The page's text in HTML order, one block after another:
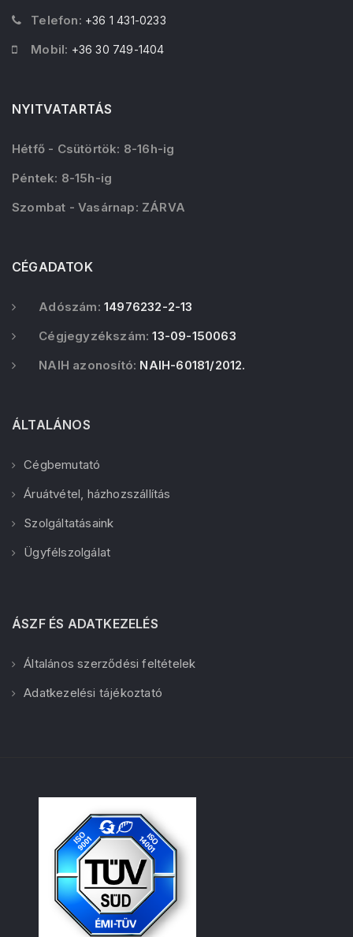
Telefon: +36 1 431-0233
Mobil: +36 30 749-1404
NYITVATARTÁS
Hétfő - Csütörtök: 8-16h-ig
Péntek: 8-15h-ig
Szombat - Vasárnap: ZÁRVA
CÉGADATOK
Adószám: 14976232-2-13
Cégjegyzékszám: 13-09-150063
NAIH azonosító: NAIH-60181/2012.
ÁLTALÁNOS
Cégbemutató
Áruátvétel, házhozszállítás
Szolgáltatásaink
Ügyfélszolgálat
ÁSZF ÉS ADATKEZELÉS
Általános szerződési feltételek
Adatkezelési tájékoztató